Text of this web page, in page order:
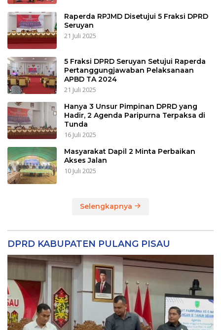
Raperda RPJMD Disetujui 5 Fraksi DPRD
Seruyan
21 Juli 2025
5 Fraksi DPRD Seruyan Setujui Raperda
Pertanggungjawaban Pelaksanaan
APBD TA 2024
21 Juli 2025
Hanya 3 Unsur Pimpinan DPRD yang
Hadir, 2 Agenda Paripurna Terpaksa di
Tunda
16 Juli 2025
Masyarakat Dapil 2 Minta Perbaikan
Akses Jalan
10 Juli 2025
Selengkapnya
DPRD KABUPATEN PULANG PISAU